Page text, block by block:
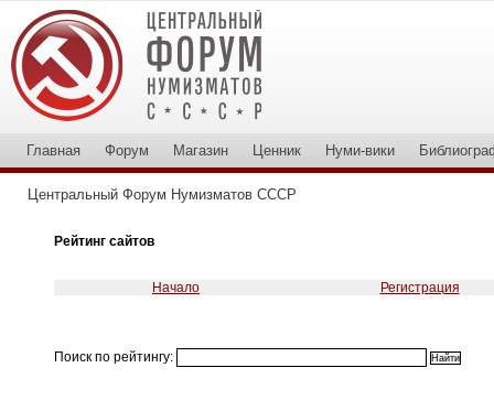
Главная Форум Магазин Ценник Нуми-вики
Центральный Форум Нумизматов СССР
Рейтинг сайтов
Начало Регистрация
Поиск по рейтингу: